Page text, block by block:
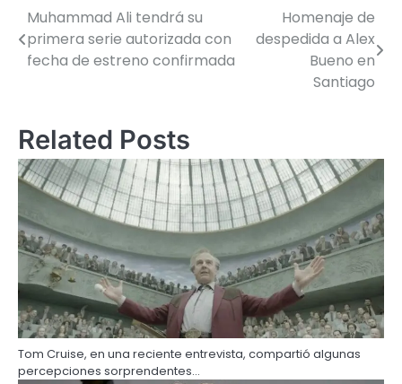
Muhammad Ali tendrá su
primera serie autorizada con
fecha de estreno confirmada
Homenaje de
despedida a Alex
Bueno en
Santiago
Related Posts
Tom Cruise, en una reciente entrevista, compartió algunas
percepciones sorprendentes…